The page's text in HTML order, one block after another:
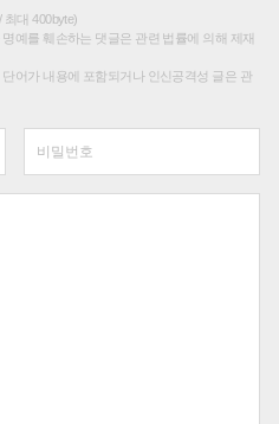
최대 400byte)
예를 훼손하는 댓글은 관련 법률에 의해 제재
어가 내용에 포함되거나 인신공격성 글은 관